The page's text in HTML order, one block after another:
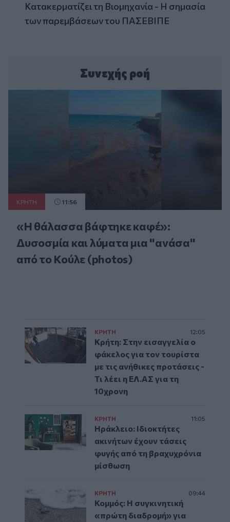
Κατακερματίζει τη Βιομηχανία - Η σημασία
των παρεμβάσεων του ΠΑΣΕΒΙΠΕ
Συνεχής ροή
ΚΡΗΤΗ 11:56
«Η θάλασσα βάφτηκε καφέ»:
Δυσοσμία και λύματα μια "ανάσα"
από το Κούλε (photos)
ΚΡΗΤΗ 12:05
Κρήτη: Στην εισαγγελία ο
φάκελος για τον τουρίστα
με τις ανήθικες προτάσεις -
Τι λέει η ΕΛ.ΑΣ για τη
10χρονη
ΚΡΗΤΗ 11:05
Ηράκλειο: Ιδιοκτήτες
ακινήτων έχουν τάσεις
φυγής από τη βραχυχρόνια
μίσθωση
ΚΡΗΤΗ 09:44
Κομμός: Η συγκινητική
«πρώτη διαδρομή» για